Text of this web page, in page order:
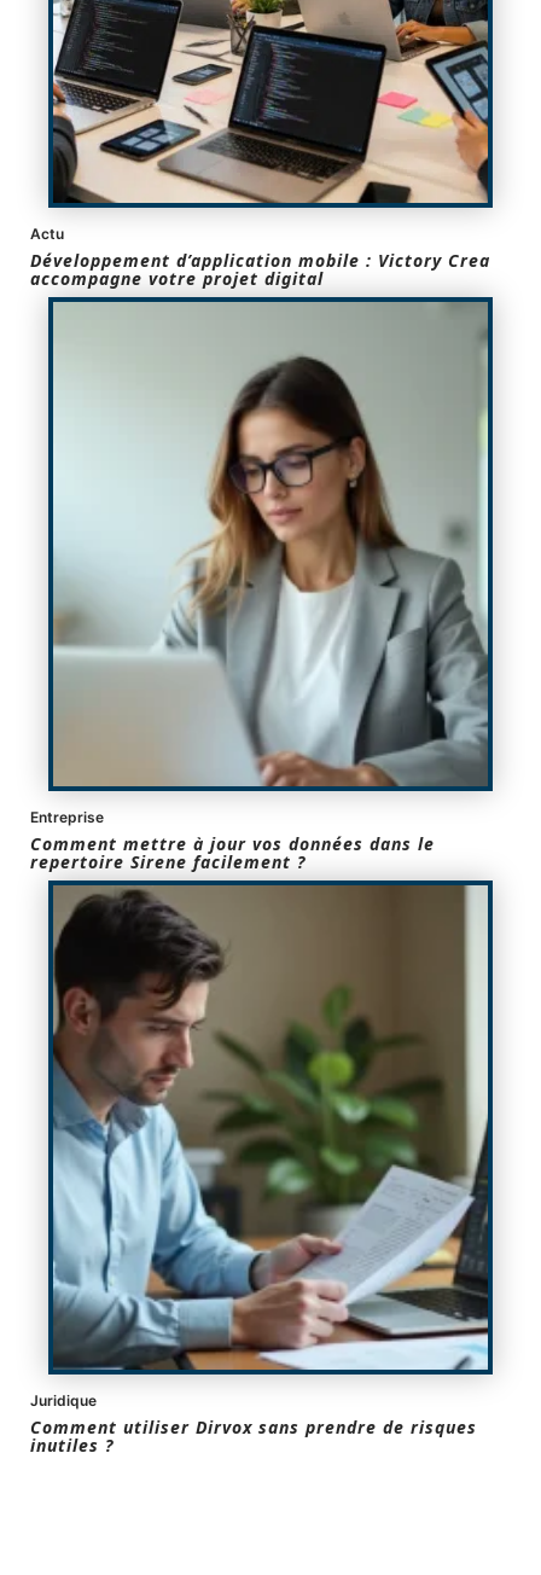
Actu
Développement d’application mobile : Victory Crea
accompagne votre projet digital
Entreprise
Comment mettre à jour vos données dans le
repertoire Sirene facilement ?
Juridique
Comment utiliser Dirvox sans prendre de risques
inutiles ?